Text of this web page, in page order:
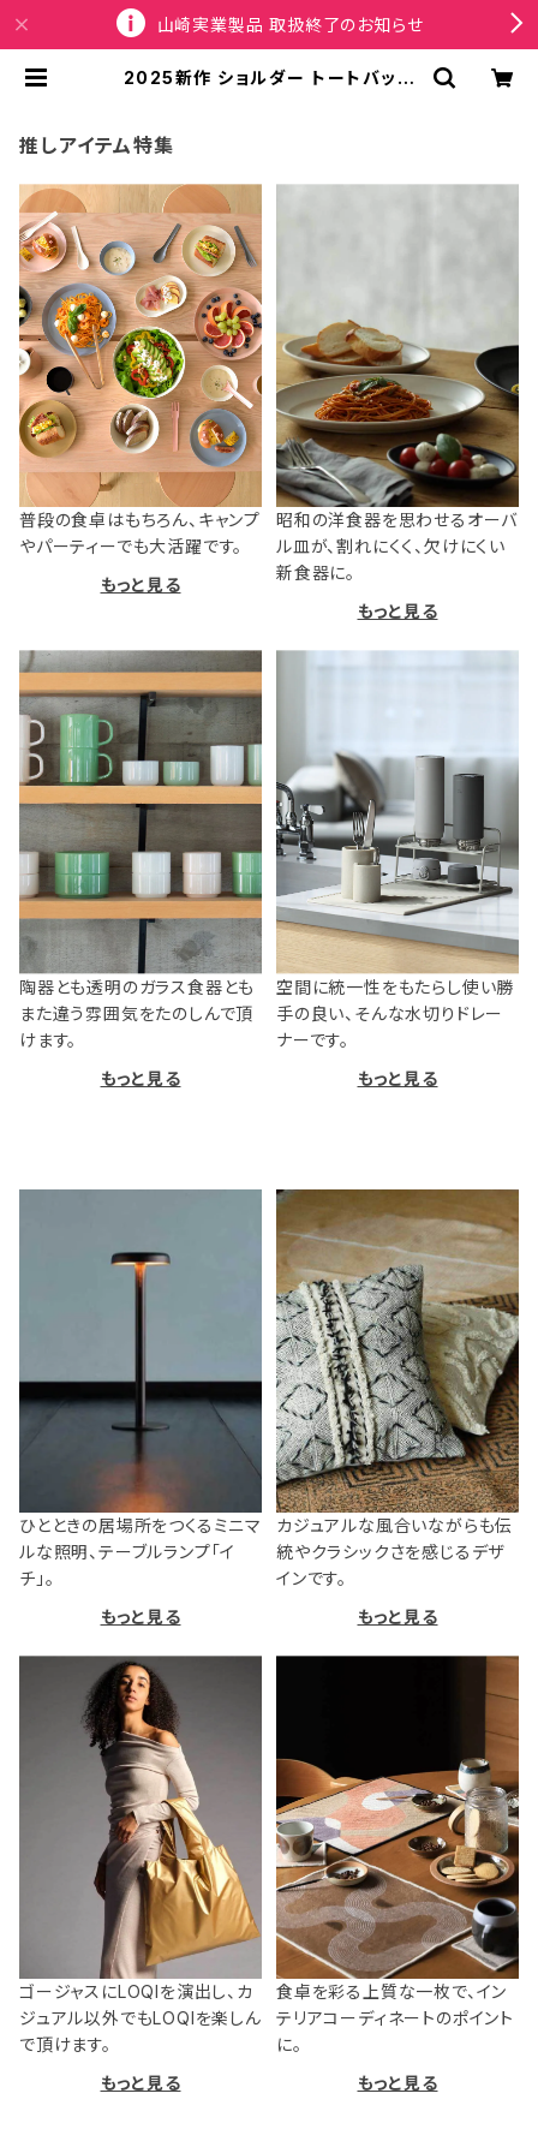
山崎実業製品 取扱終了のお知らせ
2025新作 ショルダー トートバッグ
ド-E Yeti イエティ | SPORTUS
推しアイテム特集
普段の食卓はもちろん、キャンプ
やパーティーでも大活躍です。
もっと見る
昭和の洋食器を思わせるオーバ
ル皿が、割れにくく、欠けにくい
新食器に。
もっと見る
陶器とも透明のガラス食器とも
また違う雰囲気をたのしんで頂
けます。
もっと見る
空間に統一性をもたらし使い勝
手の良い、そんな水切りドレー
ナーです。
もっと見る
ひとときの居場所をつくるミニマ
ルな照明、テーブルランプ「イ
チ」。
もっと見る
カジュアルな風合いながらも伝
統やクラシックさを感じるデザ
インです。
もっと見る
ゴージャスにLOQIを演出し、カ
ジュアル以外でもLOQIを楽しん
で頂けます。
もっと見る
食卓を彩る上質な一枚で、イン
テリアコーディネートのポイント
に。
もっと見る